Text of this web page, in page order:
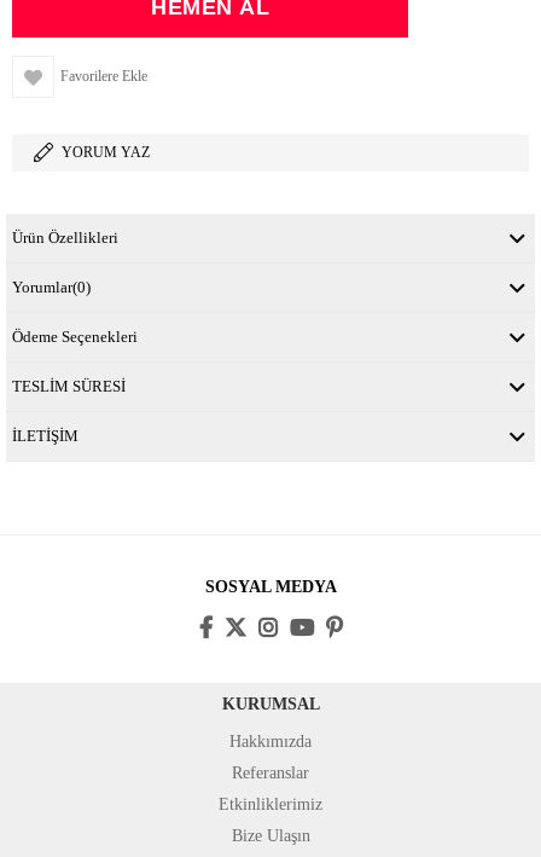
Favorilere Ekle
YORUM YAZ
Ürün Özellikleri
Yorumlar(0)
Ödeme Seçenekleri
TESLİM SÜRESİ
İLETİŞİM
SOSYAL MEDYA
KURUMSAL
Hakkımızda
Referanslar
Etkinliklerimiz
Bize Ulaşın